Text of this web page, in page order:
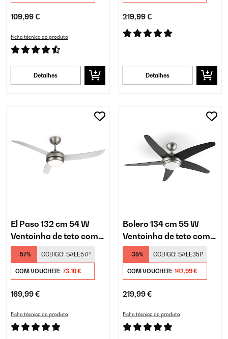
109,99 €
Ficha técnica do produto
Detalhes
219,99 €
Detalhes
El Paso 132 cm 54 W
Ventoinha de teto com
luz Prata metálica
-57% CÓDIGO: SALE57P
COM VOUCHER: 73,10 €
169,99 €
Ficha técnica do produto
Bolero 134 cm 55 W
Ventoinha de teto com
luz Preto
-35% CÓDIGO: SALE35P
COM VOUCHER: 142,99 €
219,99 €
Ficha técnica do produto